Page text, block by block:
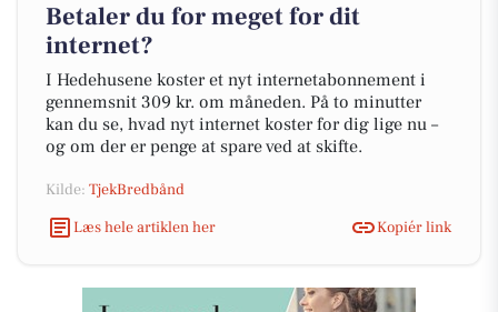
Betaler du for meget for dit
internet?
I Hedehusene koster et nyt internetabonnement i
gennemsnit 309 kr. om måneden. På to minutter
kan du se, hvad nyt internet koster for dig lige nu –
og om der er penge at spare ved at skifte.
Kilde: TjekBredbånd
Læs hele artiklen her
Kopiér link